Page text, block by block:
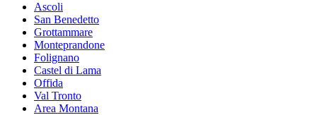
Ascoli
San Benedetto
Grottammare
Monteprandone
Folignano
Castel di Lama
Offida
Val Tronto
Area Montana